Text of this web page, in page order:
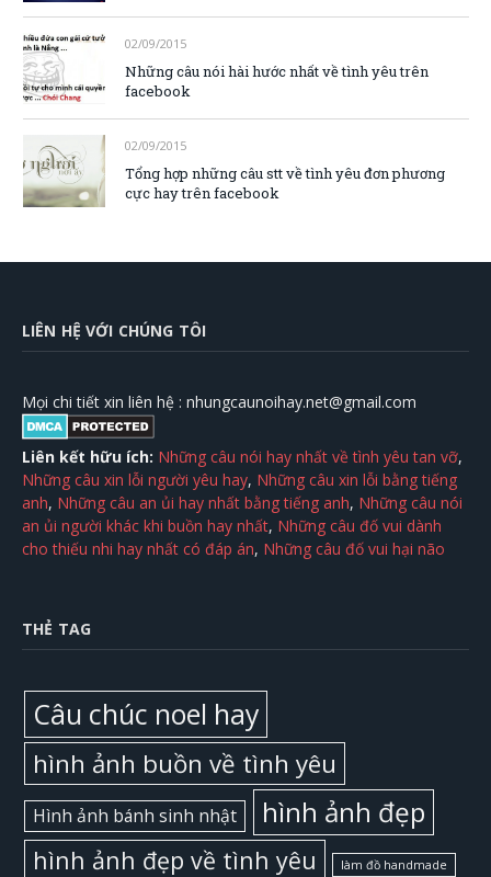
02/09/2015
Những câu nói hài hước nhất về tình yêu trên
facebook
02/09/2015
Tổng hợp những câu stt về tình yêu đơn phương
cực hay trên facebook
LIÊN HỆ VỚI CHÚNG TÔI
Mọi chi tiết xin liên hệ : nhungcaunoihay.net@gmail.com
Liên kết hữu ích: Những câu nói hay nhất về tình yêu tan vỡ,
Những câu xin lỗi người yêu hay, Những câu xin lỗi bằng tiếng
anh, Những câu an ủi hay nhất bằng tiếng anh, Những câu nói
an ủi người khác khi buồn hay nhất, Những câu đố vui dành
cho thiếu nhi hay nhất có đáp án, Những câu đố vui hại não
THẺ TAG
Câu chúc noel hay
hình ảnh buồn về tình yêu
Hình ảnh bánh sinh nhật hình ảnh đẹp
hình ảnh đẹp về tình yêu làm đồ handmade